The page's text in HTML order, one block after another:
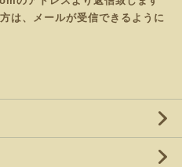
は、メールが受信できるように